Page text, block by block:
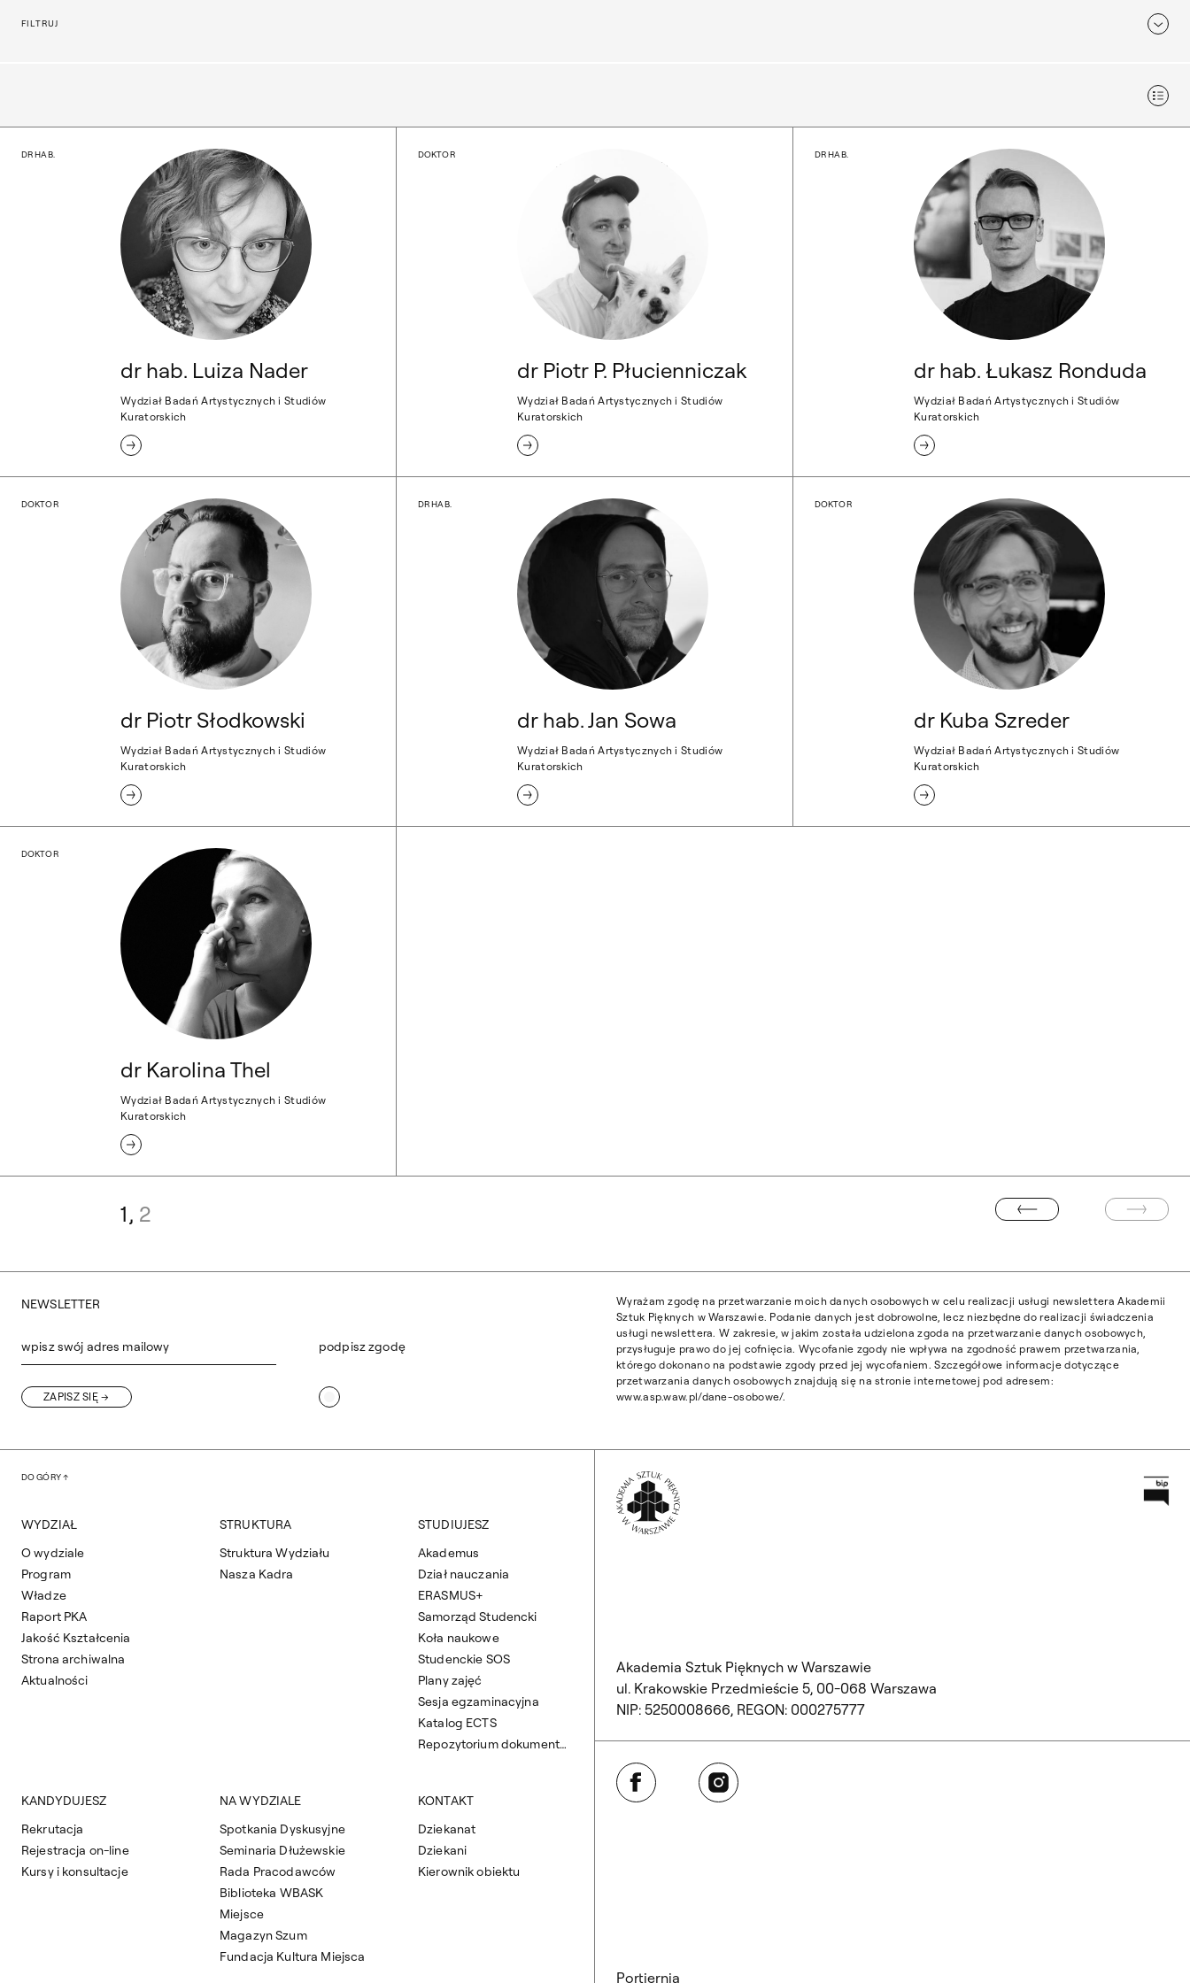
FILTRUJ
dr hab. Luiza Nader
DR HAB.
dr hab. Luiza Nader
Wydział Badań Artystycznych i Studiów
Kuratorskich
dr Piotr P. Płucienniczak
DOKTOR
File written by Adobe Photoshop?
dr Piotr P. Płucienniczak
Wydział Badań Artystycznych i Studiów
Kuratorskich
dr hab. Łukasz Ronduda
DR HAB.
dr hab. Łukasz Ronduda
Wydział Badań Artystycznych i Studiów
Kuratorskich
dr Piotr Słodkowski
DOKTOR
dr Piotr Słodkowski
Wydział Badań Artystycznych i Studiów
Kuratorskich
dr hab. Jan Sowa
DR HAB.
dr hab. Jan Sowa
Wydział Badań Artystycznych i Studiów
Kuratorskich
dr Kuba Szreder
DOKTOR
dr Kuba Szreder
Wydział Badań Artystycznych i Studiów
Kuratorskich
dr Karolina Thel
DOKTOR
dr Karolina Thel
Wydział Badań Artystycznych i Studiów
Kuratorskich
1 2 POPRZEDNIA STRONA
NEWSLETTER
wpisz swój adres mailowy podpisz zgodę
ZAPISZ SIĘ
Wyrażam zgodę na przetwarzanie moich danych osobowych w celu realizacji usługi newslettera Akademii
Sztuk Pięknych w Warszawie. Podanie danych jest dobrowolne, lecz niezbędne do realizacji świadczenia
usługi newslettera. W zakresie, w jakim została udzielona zgoda na przetwarzanie danych osobowych,
przysługuje prawo do jej cofnięcia. Wycofanie zgody nie wpływa na zgodność prawem przetwarzania,
którego dokonano na podstawie zgody przed jej wycofaniem. Szczegółowe informacje dotyczące
przetwarzania danych osobowych znajdują się na stronie internetowej pod adresem:
www.asp.waw.pl/dane-osobowe/.
DO GÓRY
WYDZIAŁ
O wydziale
Program
Władze
Raport PKA
Jakość Kształcenia
Strona archiwalna
Aktualności
STRUKTURA
Struktura Wydziału
Nasza Kadra
STUDIUJESZ
Akademus
Dział nauczania
ERASMUS+
Samorząd Studencki
Koła naukowe
Studenckie SOS
Plany zajęć
Sesja egzaminacyjna
Katalog ECTS
Repozytorium dokumentów
KANDYDUJESZ
Rekrutacja
Rejestracja on-line
Kursy i konsultacje
NA WYDZIALE
Spotkania Dyskusyjne
Seminaria Dłużewskie
Rada Pracodawców
Biblioteka WBASK
Miejsce
Magazyn Szum
Fundacja Kultura Miejsca
KONTAKT
Dziekanat
Dziekani
Kierownik obiektu
Akademia Sztuk Pięknych w Warszawie
ul. Krakowskie Przedmieście 5, 00-068 Warszawa
NIP: 5250008666, REGON: 000275777
Facebook Instagram
Portiernia